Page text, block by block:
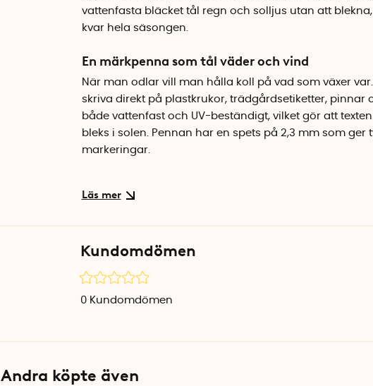
vattenfasta bläcket tål regn och solljus utan att
kvar hela säsongen.
En märkpenna som tål väder och vind
När man odlar vill man hålla koll på vad som växer
skriva direkt på plastkrukor, trädgårdsetiketter, pinnar
både vattenfast och UV-beständigt, vilket gör att
bleks i solen. Pennan har en spets på 2,3 mm som
markeringar.
Specifikationer
Spetsbredd: 2,3 mm
Färg: Svart bläck
Kundomdömen
0 Kundomdömen
Andra köpte även